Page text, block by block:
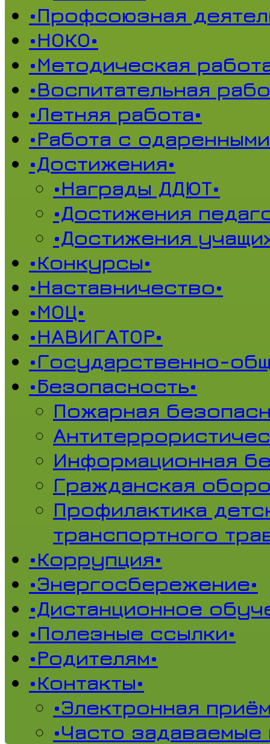
•Профсоюзная
•НОКО•
•Методическая
•Воспитательная
•Летняя работа•
•Работа с
•Достижения•
•Награды ДДЮТ•
•Достижения
•Достижения
•Конкурсы•
•Наставничество•
•МОЦ•
•НАВИГАТОР•
•Государственно-
•Безопасность•
Пожарная
Информационная
Гражданская
Профилактика
транспортного
•Коррупция•
•Энергосбережение•
•Дистанционное
•Полезные ссылки•
•Родителям•
•Контакты•
•Электронная
•Часто